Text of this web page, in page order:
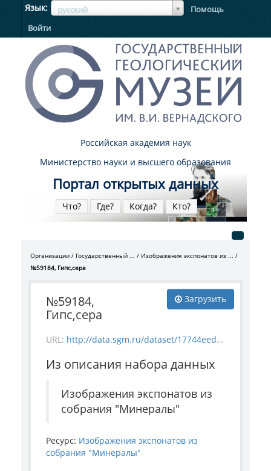
Язык русский
ЯзыкЯзык
Помощь
Войти
Российская академия наук
Министерство науки и высшего образования
Портал открытых данных
Что? Где? Когда? Кто?
Организации Государственный ...
Изображения экспонатов из ...
№59184, Гипс,сера
Загрузить
№59184,
Гипс,сера
URL: http://data.sgm.ru/dataset/17744eed-27fa-4a9a-bc72-4e657fa570af/resource/842266b5-af62-49c2-afee-d074a7f87fda/download/mineral_59184.jpg
Из описания набора данных
Изображения экспонатов из
собрания "Минералы"
Ресурс: Изображения экспонатов из
собрания "Минералы"